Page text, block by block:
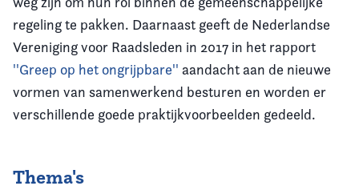
regeling te pakken. Daarnaast geeft de Nederlandse
Vereniging voor Raadsleden in 2017 in het rapport
''Greep op het ongrijpbare'' aandacht aan de nieuwe
vormen van samenwerkend besturen en worden er
verschillende goede praktijkvoorbeelden gedeeld.
Thema's